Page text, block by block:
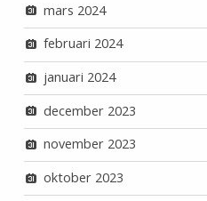
mars 2024
februari 2024
januari 2024
december 2023
november 2023
oktober 2023